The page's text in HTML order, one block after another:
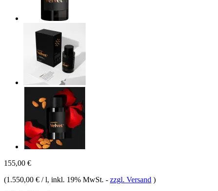
155,00 €
(1.550,00 € / l, inkl. 19% MwSt. - zzgl. Versand )